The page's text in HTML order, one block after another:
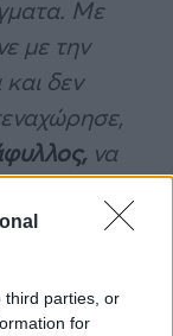
third parties, or
for
Με
με την
δεν
να
χωρίς
ότι θα το